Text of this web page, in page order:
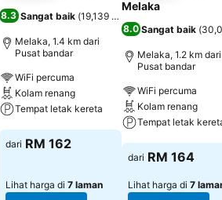
8.3 Sangat baik (19,139 penilaian
Melaka, 1.4 km dari
Pusat bandar
WiFi percuma
Kolam renang
Tempat letak kereta
Lihat harga
dari RM 162
Lihat harga di 7 laman
Melaka
8.0 Sangat baik (
Melaka, 1.2 km dari
Pusat bandar
WiFi percuma
Kolam renang
Tempat letak
Lihat harga
dari RM 164
Lihat harga di 7